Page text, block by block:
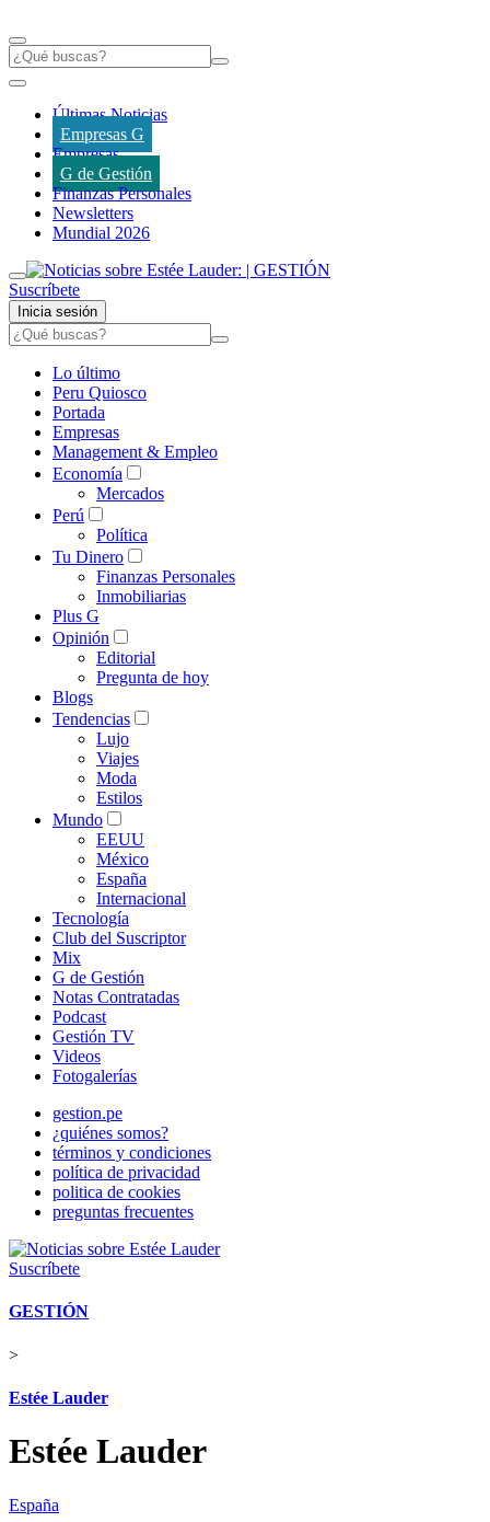
Últimas Noticias
Empresas G
Empresas
G de Gestión
Finanzas Personales
Newsletters
Mundial 2026
Suscríbete
Inicia sesión
Lo último
Peru Quiosco
Portada
Empresas
Management & Empleo
Economía
Mercados
Perú
Política
Tu Dinero
Finanzas Personales
Inmobiliarias
Plus G
Opinión
Editorial
Pregunta de hoy
Blogs
Tendencias
Lujo
Viajes
Moda
Estilos
Mundo
EEUU
México
España
Internacional
Tecnología
Club del Suscriptor
Mix
G de Gestión
Notas Contratadas
Podcast
Gestión TV
Videos
Fotogalerías
gestion.pe
¿quiénes somos?
términos y condiciones
política de privacidad
politica de cookies
preguntas frecuentes
Suscríbete
GESTIÓN
>
Estée Lauder
Estée Lauder
España